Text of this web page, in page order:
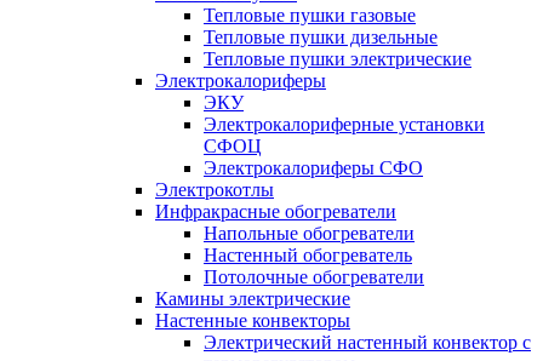
Тепловые пушки газовые
Тепловые пушки дизельные
Тепловые пушки электрические
Электрокалориферы
ЭКУ
Электрокалориферные установки
СФОЦ
Электрокалориферы СФО
Электрокотлы
Инфракрасные обогреватели
Напольные обогреватели
Настенный обогреватель
Потолочные обогреватели
Камины электрические
Настенные конвекторы
Электрический настенный конвектор с